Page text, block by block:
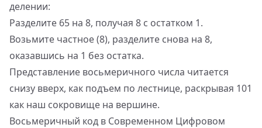
делении:
Разделите 65 на 8, получая 8 с остатком 1.
Возьмите частное (8), разделите снова на 8,
оказавшись на 1 без остатка.
Представление восьмеричного числа читается
снизу вверх, как подъем по лестнице, раскрывая 101
как наш сокровище на вершине.
Восьмеричный код в Современном Цифровом